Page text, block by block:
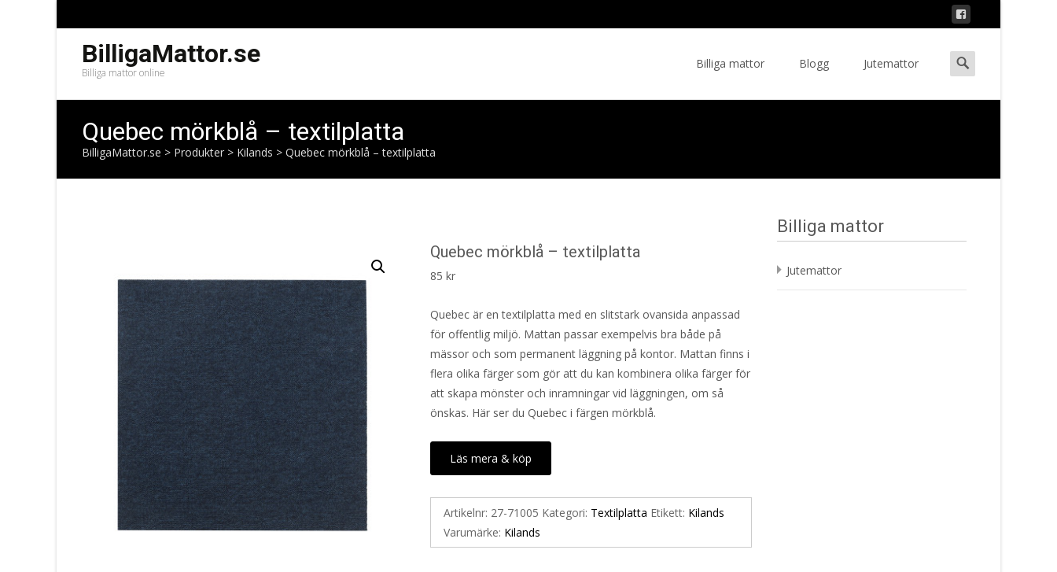
BilligaMattor.se
Billiga mattor online
Billiga mattor Blogg Jutemattor
Search
for:
Quebec mörkblå – textilplatta
BilligaMattor.se > Produkter > Kilands > Quebec mörkblå – textilplatta
Quebec mörkblå – textilplatta
85kr
Quebec är en textilplatta med en slitstark ovansida anpassad
för offentlig miljö. Mattan passar exempelvis bra både på
mässor och som permanent läggning på kontor. Mattan finns i
flera olika färger som gör att du kan kombinera olika färger för
att skapa mönster och inramningar vid läggningen, om så
önskas. Här ser du Quebec i färgen mörkblå.
Läs mera & köp
Artikelnr: 27-71005 Kategori: Textilplatta Etikett: Kilands
Varumärke: Kilands
Billiga mattor
Jutemattor